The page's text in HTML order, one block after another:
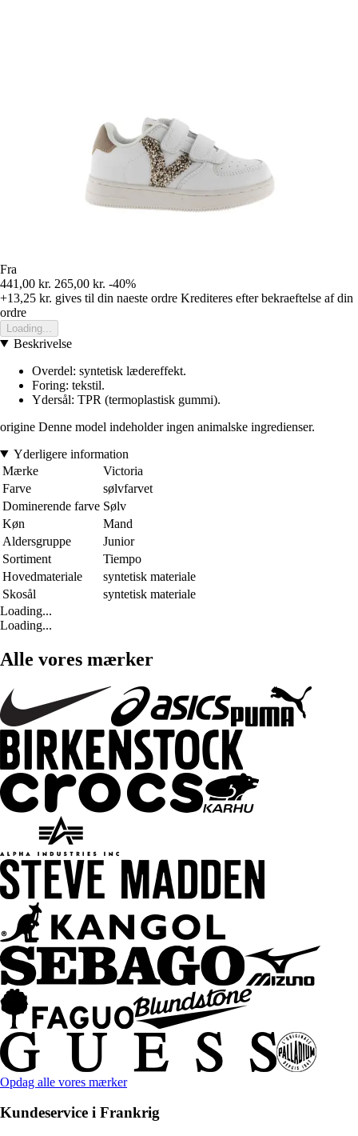
Fra
441,00 kr. 265,00 kr. -40%
+13,25 kr. gives til din naeste ordre Krediteres efter bekraeftelse af din
ordre
Loading...
Beskrivelse
Overdel: syntetisk lædereffekt.
Foring: tekstil.
Ydersål: TPR (termoplastisk gummi).
origine Denne model indeholder ingen animalske ingredienser.
Yderligere information
Mærke
Victoria
Farve
sølvfarvet
Dominerende farve Sølv
Køn
Mand
Aldersgruppe
Junior
Sortiment
Tiempo
Hovedmateriale
syntetisk materiale
Skosål
syntetisk materiale
Loading...
Loading...
Alle vores mærker
Opdag alle vores mærker
Kundeservice i Frankrig